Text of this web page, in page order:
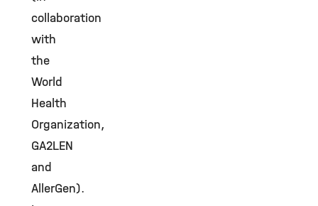
collaboration
with
the
World
Health
Organization,
GA2LEN
and
AllerGen).